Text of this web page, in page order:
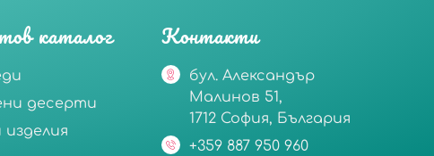
каталог
десерти
изделия
Контакти
бул. Александър
Малинов 51,
1712 София, България
+359 887 950 960